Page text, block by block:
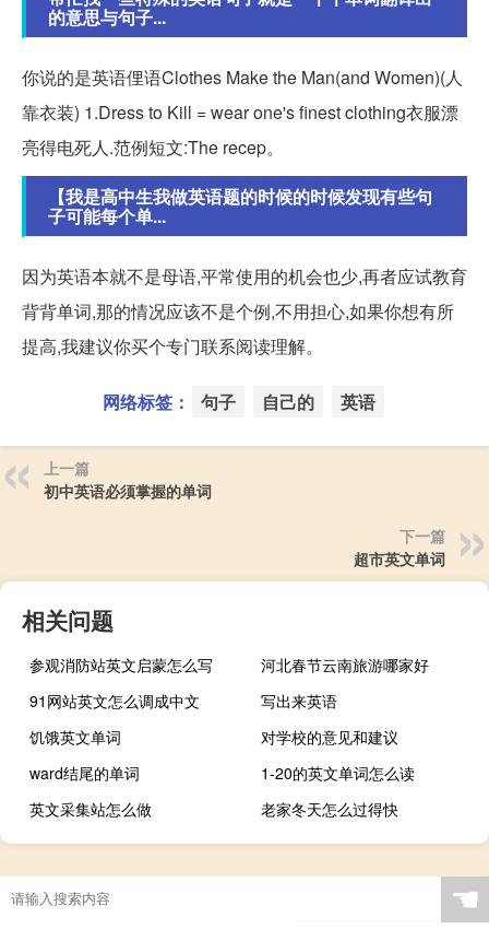
的意思与句子...
你说的是英语俚语Clothes Make the Man(and Women)(人
靠衣装) 1.Dress to Kill = wear one's finest clothing衣服漂
亮得电死人.范例短文:The recep。
【我是高中生我做英语题的时候的时候发现有些句
子可能每个单...
因为英语本就不是母语,平常使用的机会也少,再者应试教育
背背单词,那的情况应该不是个例,不用担心,如果你想有所
提高,我建议你买个专门联系阅读理解。
网络标签： 句子 自己的 英语
上一篇
初中英语必须掌握的单词
下一篇
超市英文单词
相关问题
参观消防站英文启蒙怎么写
河北春节云南旅游哪家好
91网站英文怎么调成中文
写出来英语
饥饿英文单词
对学校的意见和建议
ward结尾的单词
1-20的英文单词怎么读
英文采集站怎么做
老家冬天怎么过得快
☚